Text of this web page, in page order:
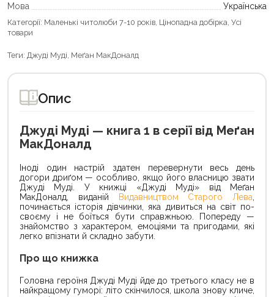
Мова
Українська
Категорії: Маленькі читолюби 7-10 років Цінопадна добірка Усі
товари
Теги: Джуді Муді Меґан МакДоналд
Опис
Джуді Муді — книга 1 в серії від Меґан
МакДоналд
Іноді один настрій здатен перевернути весь день
догори дриґом — особливо, якщо його власницю звати
Джуді Муді. У книжці «Джуді Муді» від Меґан
МакДоналд, виданій
Видавництвом Старого Лева
починається історія дівчинки, яка дивиться на світ по-
своєму і не боїться бути справжньою. Попереду —
знайомство з характером, емоціями та пригодами, які
легко впізнати й складно забути.
Про що книжка
Головна героїня Джуді Муді йде до третього класу не в
найкращому гуморі: літо скінчилося, школа знову кличе,